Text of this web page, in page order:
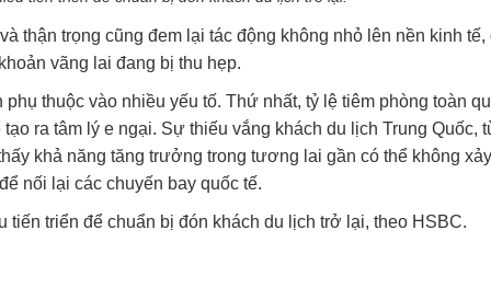
thận trọng cũng đem lại tác động không nhỏ lên nền kinh tế,
vãng lai đang bị thu hẹp.
thuộc vào nhiều yếu tố. Thứ nhất, tỷ lệ tiêm phòng toàn
ra tâm lý e ngại. Sự thiếu vắng khách du lịch Trung Quốc,
khả năng tăng trưởng trong tương lai gần có thể không
nối lại các chuyến bay quốc tế.
triển để chuẩn bị đón khách du lịch trở lại, theo HSBC.